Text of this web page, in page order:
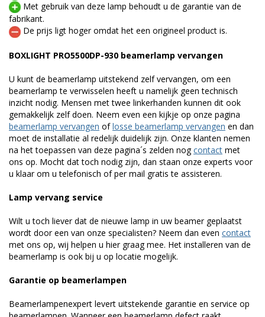
Met gebruik van deze lamp behoudt u de garantie van de
fabrikant.
De prijs ligt hoger omdat het een origineel product is.
BOXLIGHT PRO5500DP-930 beamerlamp vervangen
U kunt de beamerlamp uitstekend zelf vervangen, om een
beamerlamp te verwisselen heeft u namelijk geen technisch
inzicht nodig. Mensen met twee linkerhanden kunnen dit ook
gemakkelijk zelf doen. Neem even een kijkje op onze pagina
beamerlamp vervangen oflosse beamerlamp vervangen en dan
moet de installatie al redelijk duidelijk zijn. Onze klanten nemen
na het toepassen van deze pagina´s zelden nogcontact met
ons op. Mocht dat toch nodig zijn, dan staan onze experts voor
u klaar om u telefonisch of per mail gratis te assisteren.
Lamp vervang service
Wilt u toch liever dat de nieuwe lamp in uw beamer geplaatst
wordt door een van onze specialisten? Neem dan even contact
met ons op, wij helpen u hier graag mee. Het installeren van de
beamerlamp is ook bij u op locatie mogelijk.
Garantie op beamerlampen
Beamerlampenexpert levert uitstekende garantie en service op